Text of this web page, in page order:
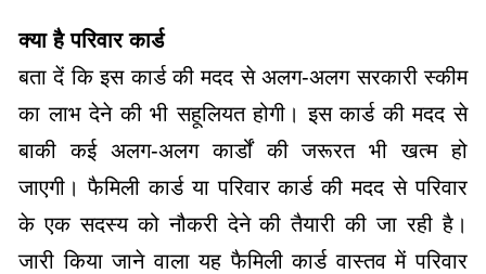
क्या है परिवार कार्ड
बता दें कि इस कार्ड की मदद से अलग-अलग सरकारी स्कीम
का लाभ देने की भी सहूलियत होगी। इस कार्ड की मदद से
बाकी कई अलग-अलग कार्डों की जरूरत भी खत्म हो
जाएगी। फैमिली कार्ड या परिवार कार्ड की मदद से परिवार
के एक सदस्य को नौकरी देने की तैयारी की जा रही है।
जारी किया जाने वाला यह फैमिली कार्ड वास्तव में परिवार